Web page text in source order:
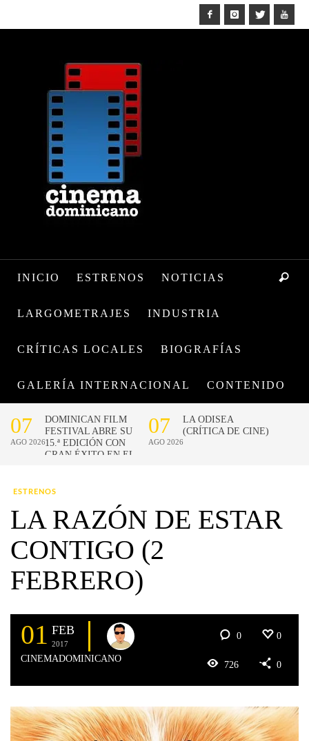
INICIO ESTRENOS NOTICIAS
LARGOMETRAJES INDUSTRIA
CRÍTICAS LOCALES BIOGRAFÍAS
GALERÍA INTERNACIONAL CONTENIDO
ESTRENOS
LA RAZÓN DE ESTAR
CONTIGO (2
FEBRERO)
01 FEB
2017
CINEMADOMINICANO
0 0
726 0